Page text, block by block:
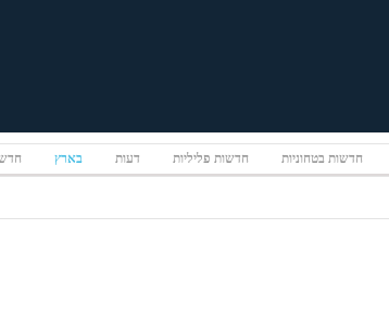
חדשות בטחוניות חדשות פליליות דעות בארץ